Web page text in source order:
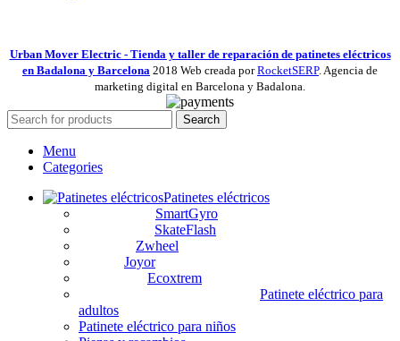
Urban Mover Electric - Tienda y taller de reparación de patinetes eléctricos
en Badalona y Barcelona 2018 Web creada porRocketSERP. Agencia de
marketing digital en Barcelona y Badalona.
Search
Menu
Categories
Patinetes eléctricos
SmartGyro
SkateFlash
Zwheel
Joyor
Ecoxtrem
Patinete eléctrico para
adultos
Patinete eléctrico para niños